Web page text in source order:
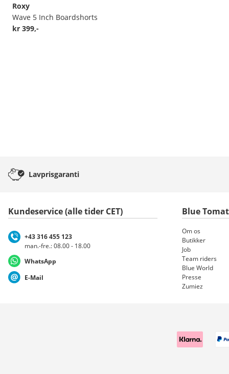
Roxy
Wave 5 Inch Boardshorts
kr 399,-
Lavprisgaranti
Kundeservice (alle tider CET)
+43 316 455 123
man.-fre.: 08.00 - 18.00
WhatsApp
E-Mail
Blue
Om os
Butikker
Job
Team riders
Blue World
Presse
Zumiez